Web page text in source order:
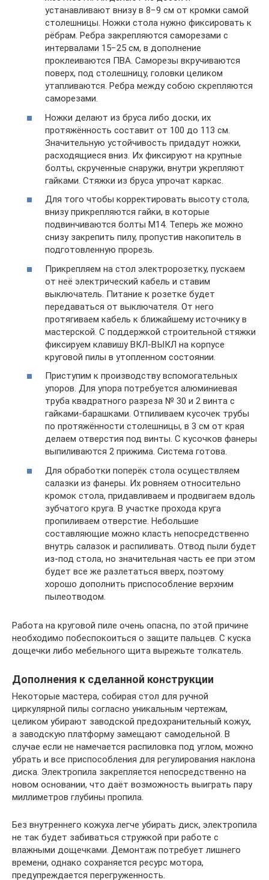
устанавливают внизу в 8−9 см от кромки самой
столешницы. Ножки стола нужно фиксировать к
рёбрам. Ребра закрепляются саморезами с
интервалами 15−25 см, в дополнение
проклеиваются ПВА. Саморезы вкручиваются
поверх, под столешницу, головки целиком
утапливаются. Ребра между собою скрепляются
саморезами.
Ножки делают из бруса либо доски, их
протяжённость составит от 100 до 113 см.
Значительную устойчивость придадут ножки,
расходящиеся вниз. Их фиксируют на крупные
болты, скрученные снаружи, внутри укрепляют
гайками. Стяжки из бруса упрочат каркас.
Для того чтобы корректировать высоту стола,
внизу прикрепляются гайки, в которые
подвинчиваются болты М14. Теперь же можно
снизу закрепить пилу, пропустив накопитель в
подготовленную прорезь.
Прикрепляем на стол электророзетку, пускаем
от неё электрический кабель и ставим
выключатель. Питание к розетке будет
передаваться от выключателя. От него
протягиваем кабель к ближайшему источнику в
мастерской. С поддержкой строительной стяжки
фиксируем клавишу ВКЛ-ВЫКЛ на корпусе
круговой пилы в утопленном состоянии.
Приступим к производству вспомогательных
упоров. Для упора потребуется алюминиевая
труба квадратного разреза № 30 и 2 винта с
гайками-барашками. Отпиливаем кусочек трубы
по протяжённости столешницы, в 3 см от края
делаем отверстия под винты. С кусочков фанеры
выпиливаются 2 прижима. Система готова.
Для обработки поперёк стола осуществляем
салазки из фанеры. Их ровняем относительно
кромок стола, придавливаем и продвигаем вдоль
зубчатого круга. В участке прохода круга
пропиливаем отверстие. Небольшие
составляющие можно класть непосредственно
внутрь салазок и распиливать. Отвод пыли будет
из-под стола, но значительная часть ее при этом
будет все же разлетаться вверх, поэтому
хорошо дополнить приспособление верхним
пылеотводом.
Работа на круговой пиле очень опасна, по этой причине
необходимо побеспокоиться о защите пальцев. С куска
дощечки либо мебельного щита вырежьте толкатель.
Дополнения к сделанной конструкции
Некоторые мастера, собирая стол для ручной
циркулярной пилы согласно уникальным чертежам,
целиком убирают заводской предохранительный кожух,
а заводскую платформу замещают самодельной. В
случае если не намечается распиловка под углом, можно
убрать и все приспособления для регулирования наклона
диска. Электропила закрепляется непосредственно на
новом основании, что даёт возможность выиграть пару
миллиметров глубины пропила.
Без внутреннего кожуха легче убирать диск, электропила
не так будет забиваться стружкой при работе с
влажными дощечками. Демонтаж потребует лишнего
времени, однако сохраняется ресурс мотора,
предупреждается перегруженность.